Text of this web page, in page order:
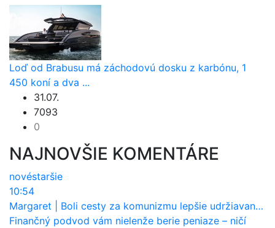
Loď od Brabusu má záchodovú dosku z karbónu, 1
450 koní a dva ...
31.07.
7093
0
NAJNOVŠIE KOMENTÁRE
novéstaršie
10:54
Margaret
Boli cesty za komunizmu lepšie udržiavané ako dnes?
Finančný podvod vám nielenže berie peniaze – ničí